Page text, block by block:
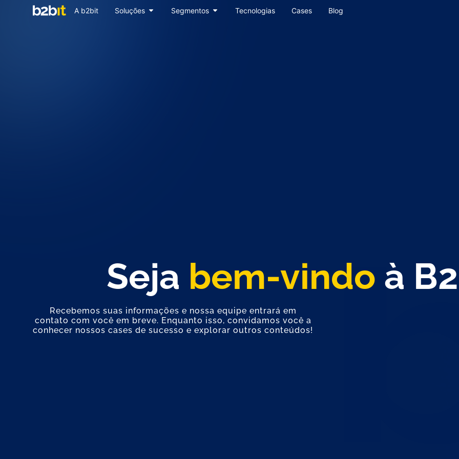
A b2bit Soluções Segmentos Tecnologias Cases Blog
Seja bem-vindo à
Recebemos suas informações e nossa equipe entrará em
contato com você em breve. Enquanto isso, convidamos você a
conhecer nossos cases de sucesso e explorar outros conteúdos!